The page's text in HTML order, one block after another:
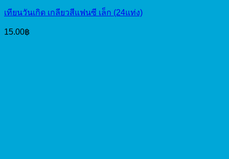
เทียนวันเกิด เกลียวสีแฟนซี เล็ก (24แท่ง)
15.00฿